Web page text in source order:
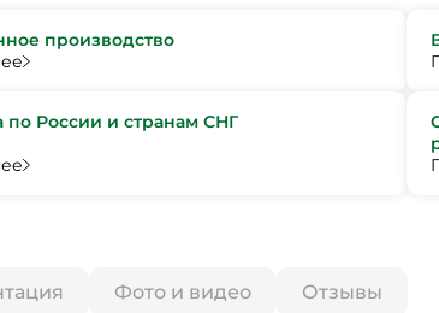
производство
по России и странам СНГ
Фото и видео Отзывы